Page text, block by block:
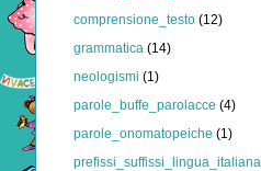
comprensione_testo (12)
grammatica (14)
neologismi (1)
parole_buffe_parolacce (4)
parole_onomatopeiche (1)
prefissi_suffissi_lingua_italiana